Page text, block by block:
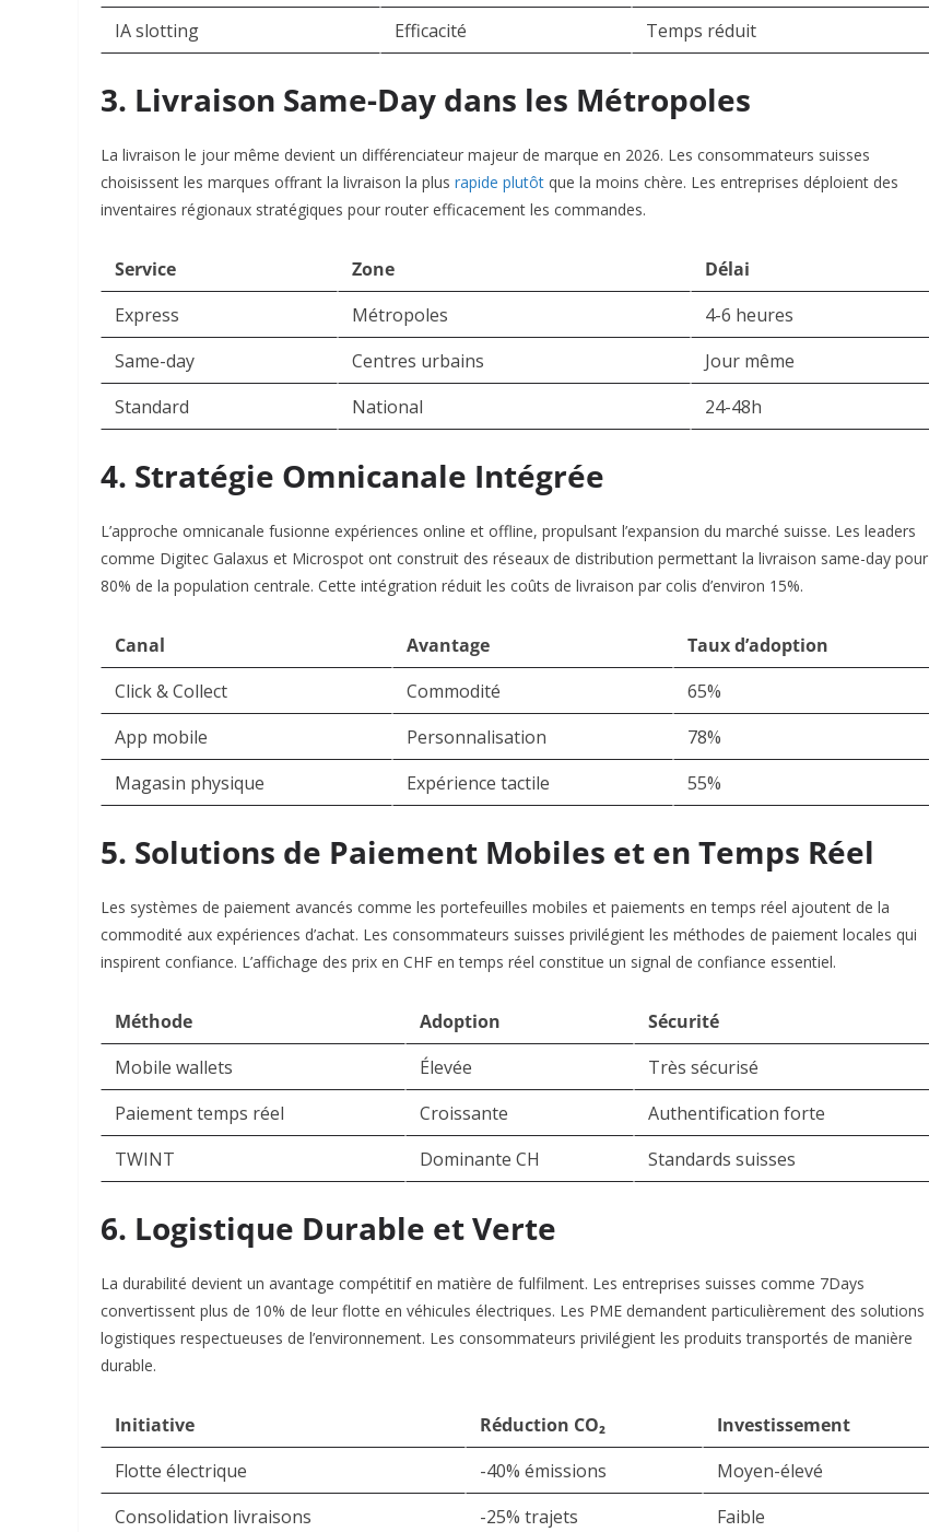
IA slotting
Efficacité Temps réduit
3. Livraison Same-Day dans les Métropoles
La livraison le jour même devient un différenciateur majeur de marque en 2026. Les consommateurs suisses
choisissent les marques offrant la livraison la plus rapide plutôt que la moins chère. Les entreprises déploient des
inventaires régionaux stratégiques pour router efficacement les commandes.​
Service Zone
Délai
Express
Métropoles
4-6 heures
Same-day
Centres urbains
Jour même
Standard
National 24-48h
4. Stratégie Omnicanale Intégrée
L’approche omnicanale fusionne expériences online et offline, propulsant l’expansion du marché suisse. Les leaders
comme Digitec Galaxus et Microspot ont construit des réseaux de distribution permettant la livraison same-day pour
80% de la population centrale. Cette intégration réduit les coûts de livraison par colis d’environ 15%.​
Canal Avantage
Taux d’adoption
Click & Collect
Commodité
65%
App mobile
Personnalisation
78%
Magasin physique
Expérience tactile 55%
5. Solutions de Paiement Mobiles et en Temps Réel
Les systèmes de paiement avancés comme les portefeuilles mobiles et paiements en temps réel ajoutent de la
commodité aux expériences d’achat. Les consommateurs suisses privilégient les méthodes de paiement locales qui
inspirent confiance. L’affichage des prix en CHF en temps réel constitue un signal de confiance essentiel.​
Méthode Adoption
Sécurité
Mobile wallets
Élevée
Très sécurisé
Paiement temps réel
Croissante
Authentification forte
TWINT
Dominante CH Standards suisses
6. Logistique Durable et Verte
La durabilité devient un avantage compétitif en matière de fulfilment. Les entreprises suisses comme 7Days
convertissent plus de 10% de leur flotte en véhicules électriques. Les PME demandent particulièrement des solutions
logistiques respectueuses de l’environnement. Les consommateurs privilégient les produits transportés de manière
durable.​
Initiative Réduction CO₂
Investissement
Flotte électrique
-40% émissions
Moyen-élevé
Consolidation livraisons
-25% trajets Faible